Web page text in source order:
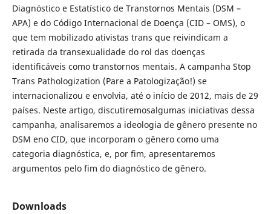
Diagnóstico e Estatístico de Transtornos Mentais (DSM –
APA) e do Código Internacional de Doença (CID – OMS), o
que tem mobilizado ativistas trans que reivindicam a
retirada da transexualidade do rol das doenças
identificáveis como transtornos mentais. A campanha Stop
Trans Pathologization (Pare a Patologização!) se
internacionalizou e envolvia, até o início de 2012, mais de 29
países. Neste artigo, discutiremosalgumas iniciativas dessa
campanha, analisaremos a ideologia de gênero presente no
DSM eno CID, que incorporam o gênero como uma
categoria diagnóstica, e, por fim, apresentaremos
argumentos pelo fim do diagnóstico de gênero.
Downloads